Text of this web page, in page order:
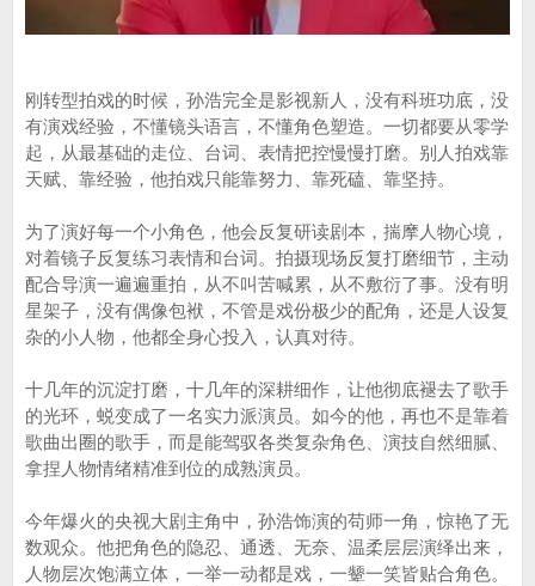
刚转型拍戏的时候，孙浩完全是影视新人，没有科班功底，没
有演戏经验，不懂镜头语言，不懂角色塑造。一切都要从零学
起，从最基础的走位、台词、表情把控慢慢打磨。别人拍戏靠
天赋、靠经验，他拍戏只能靠努力、靠死磕、靠坚持。
为了演好每一个小角色，他会反复研读剧本，揣摩人物心境，
对着镜子反复练习表情和台词。拍摄现场反复打磨细节，主动
配合导演一遍遍重拍，从不叫苦喊累，从不敷衍了事。没有明
星架子，没有偶像包袱，不管是戏份极少的配角，还是人设复
杂的小人物，他都全身心投入，认真对待。
十几年的沉淀打磨，十几年的深耕细作，让他彻底褪去了歌手
的光环，蜕变成了一名实力派演员。如今的他，再也不是靠着
歌曲出圈的歌手，而是能驾驭各类复杂角色、演技自然细腻、
拿捏人物情绪精准到位的成熟演员。
今年爆火的央视大剧主角中，孙浩饰演的苟师一角，惊艳了无
数观众。他把角色的隐忍、通透、无奈、温柔层层演绎出来，
人物层次饱满立体，一举一动都是戏，一颦一笑皆贴合角色。